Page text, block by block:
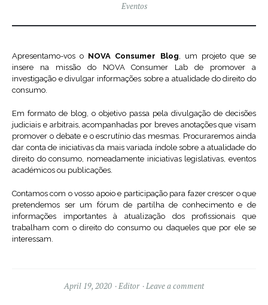
Eventos
Apresentamo-vos o NOVA Consumer Blog, um projeto que se
insere na missão do NOVA Consumer Lab de promover a
investigação e divulgar informações sobre a atualidade do direito do
consumo.
Em formato de blog, o objetivo passa pela divulgação de decisões
judiciais e arbitrais, acompanhadas por breves anotações que visam
promover o debate e o escrutínio das mesmas. Procuraremos ainda
dar conta de iniciativas da mais variada índole sobre a atualidade do
direito do consumo, nomeadamente iniciativas legislativas, eventos
académicos ou publicações.
Contamos com o vosso apoio e participação para fazer crescer o que
pretendemos ser um fórum de partilha de conhecimento e de
informações importantes à atualização dos profissionais que
trabalham com o direito do consumo ou daqueles que por ele se
interessam.
April 19, 2020 Editor Leave a comment